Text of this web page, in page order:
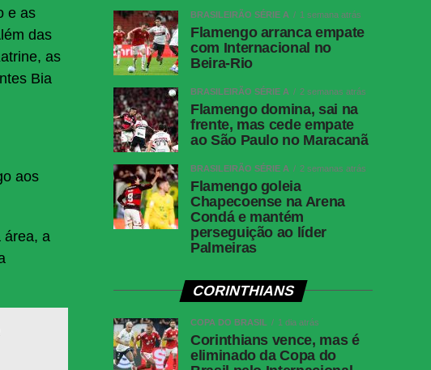
e as
das
as
Bia
aos
área, a
BRASILEIRÃO SÉRIE A 1 semana atrás
Flamengo arranca empate
com Internacional no
Beira-Rio
BRASILEIRÃO SÉRIE A 2 semanas atrás
Flamengo domina, sai na
frente, mas cede empate
ao São Paulo no Maracanã
BRASILEIRÃO SÉRIE A 2 semanas atrás
Flamengo goleia
Chapecoense na Arena
Condá e mantém
perseguição ao líder
Palmeiras
CORINTHIANS
COPA DO BRASIL 1 dia atrás
Corinthians vence, mas é
eliminado da Copa do